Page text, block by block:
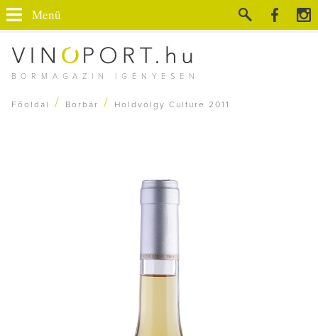
BORMAGAZIN IGÉNYESEN
Menü
Főoldal / Borbár / Holdvölgy Culture 2011